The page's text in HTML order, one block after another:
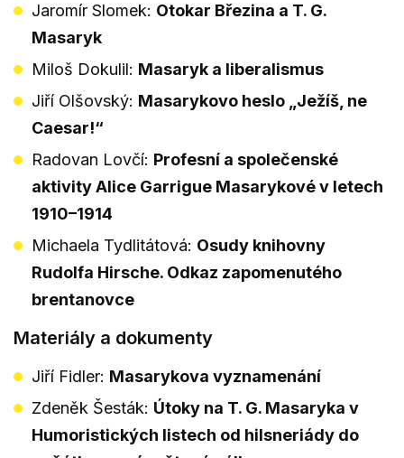
Jaromír Slomek: Otokar Březina a T. G.
Masaryk
Miloš Dokulil: Masaryk a liberalismus
Jiří Olšovský: Masarykovo heslo „Ježíš, ne
Caesar!“
Radovan Lovčí: Profesní a společenské
aktivity Alice Garrigue Masarykové v letech
1910–1914
Michaela Tydlitátová: Osudy knihovny
Rudolfa Hirsche. Odkaz zapomenutého
brentanovce
Materiály a dokumenty
Jiří Fidler: Masarykova vyznamenání
Zdeněk Šesták: Útoky na T. G. Masaryka v
Humoristických listech od hilsneriády do